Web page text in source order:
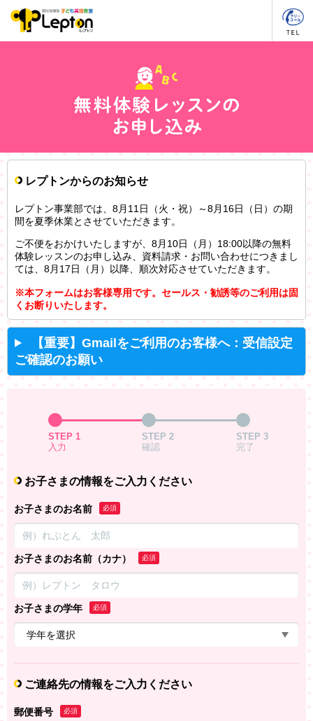
レプトンからのお知らせ
レプトン事業部では、8月11日（火・祝）～8月16日（日）の期
間を夏季休業とさせていただきます。
ご不便をおかけいたしますが、8月10日（月）18:00以降の無料
体験レッスンのお申し込み、資料請求・お問い合わせにつきまし
ては、8月17日（月）以降、順次対応させていただきます。
※本フォームはお客様専用です。セールス・勧誘等のご利用は固
くお断りいたします。
【重要】Gmailをご利用のお客様へ：受信設定
ご確認のお願い
STEP 1
入力
STEP 2
確認
STEP 3
完了
お子さまの情報をご入力ください
お子さまのお名前 必須
お子さまのお名前（カナ） 必須
お子さまの学年 必須
ご連絡先の情報をご入力ください
郵便番号 必須